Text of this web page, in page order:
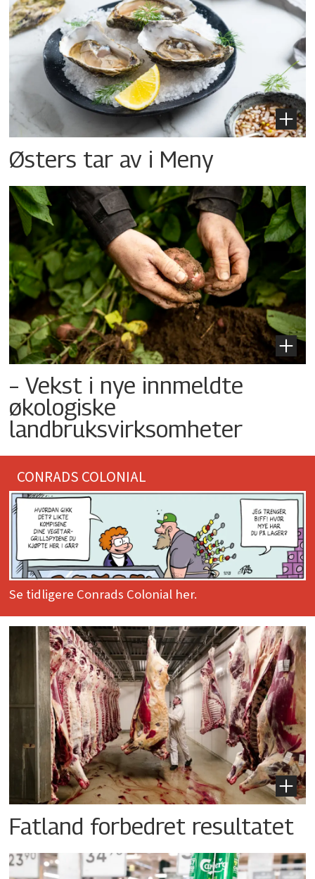
Østers tar av i Meny
– Vekst i nye innmeldte
økologiske
landbruksvirksomheter
CONRADS COLONIAL
Se tidligere Conrads Colonial her.
Fatland forbedret resultatet